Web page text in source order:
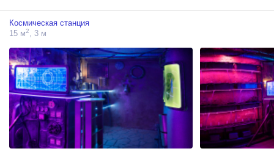
- шахтные светильники и другие уникальные объекты позволят
сделать незабываемые кадры как при фотосессии так и при
съемках клипов или фильмов.
Космическая станция
15 м2, 3 м